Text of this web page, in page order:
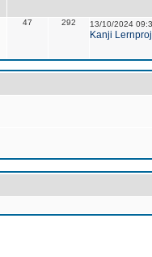
47 292 13/10/2024
Kanji